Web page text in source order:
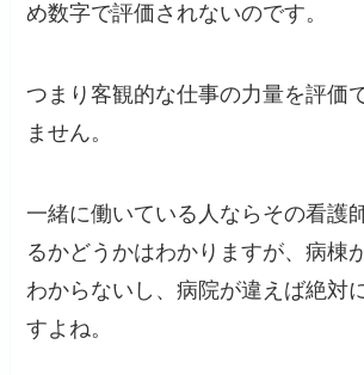
め数字で評価されないのです。
つまり客観的な仕事の力量を評価
ません。
一緒に働いている人ならその看護
るかどうかはわかりますが、病棟
わからないし、病院が違えば絶対
すよね。